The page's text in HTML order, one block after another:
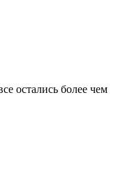
остались более чем